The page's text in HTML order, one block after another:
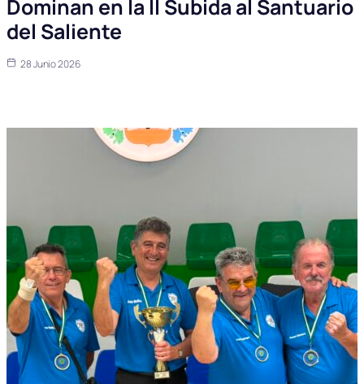
Dominan en la II Subida al Santuario
del Saliente
28 Junio 2026